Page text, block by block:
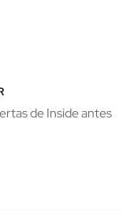
de Inside antes